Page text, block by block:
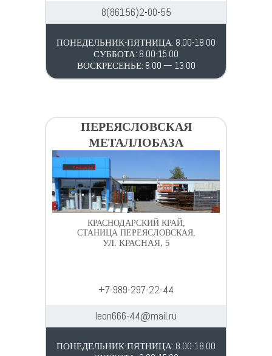
8(86156)2-00-55
ПОНЕДЕЛЬНИК-ПЯТНИЦА: 8.00-18.00
СУББОТА: 8.00-15.00
ВОСКРЕСЕНЬЕ: 8.00 — 13.00
ПЕРЕЯСЛОВСКАЯ
МЕТАЛЛОБАЗА
КРАСНОДАРСКИЙ КРАЙ,
СТАНИЦА ПЕРЕЯСЛОВСКАЯ,
УЛ. КРАСНАЯ, 5
+7-989-297-22-44
leon666-44@mail.ru
ПОНЕДЕЛЬНИК-ПЯТНИЦА: 8.00-18.00